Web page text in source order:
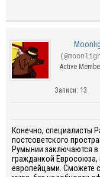
Active
Записи: 13
Конечно, специалисты
постсоветского
Румынии заключаются
гражданкой Евросоюза,
европейцами. Сможете